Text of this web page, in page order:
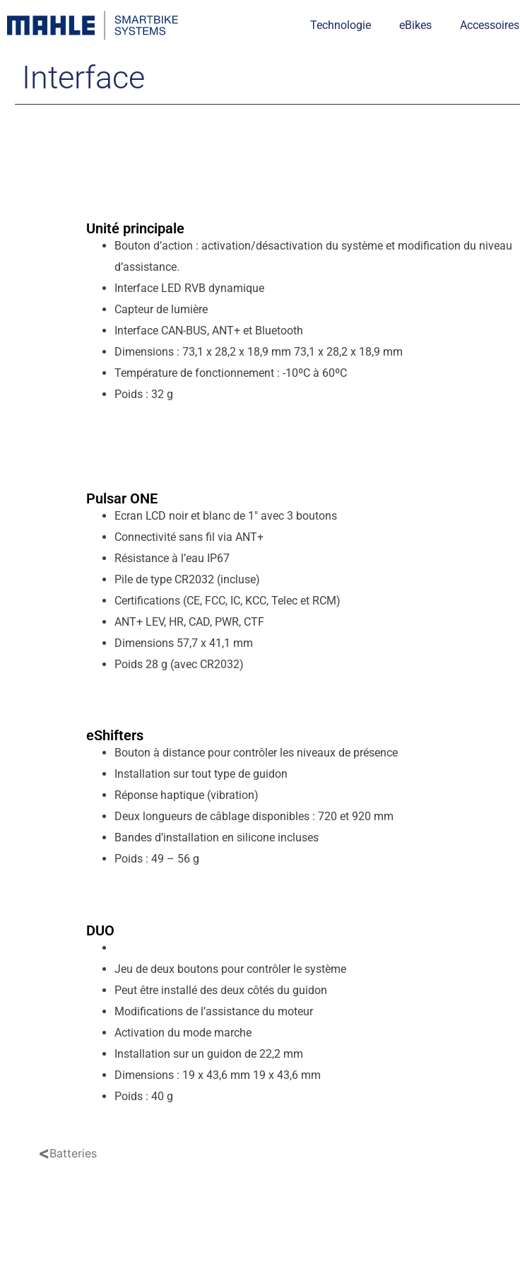
Technologie eBikes Accessoires
Interface
Unité principale
Bouton d’action : activation/désactivation du système et modification du niveau
d’assistance.
Interface LED RVB dynamique
Capteur de lumière
Interface CAN-BUS, ANT+ et Bluetooth
Dimensions : 73,1 x 28,2 x 18,9 mm 73,1 x 28,2 x 18,9 mm
Température de fonctionnement : -10ºC à 60ºC
Poids : 32 g
Pulsar ONE
Ecran LCD noir et blanc de 1″ avec 3 boutons
Connectivité sans fil via ANT+
Résistance à l’eau IP67
Pile de type CR2032 (incluse)
Certifications (CE, FCC, IC, KCC, Telec et RCM)
ANT+ LEV, HR, CAD, PWR, CTF
Dimensions 57,7 x 41,1 mm
Poids 28 g (avec CR2032)
eShifters
Bouton à distance pour contrôler les niveaux de présence
Installation sur tout type de guidon
Réponse haptique (vibration)
Deux longueurs de câblage disponibles : 720 et 920 mm
Bandes d’installation en silicone incluses
Poids : 49 – 56 g
DUO
Jeu de deux boutons pour contrôler le système
Peut être installé des deux côtés du guidon
Modifications de l’assistance du moteur
Activation du mode marche
Installation sur un guidon de 22,2 mm
Dimensions : 19 x 43,6 mm 19 x 43,6 mm
Poids : 40 g
<Batteries